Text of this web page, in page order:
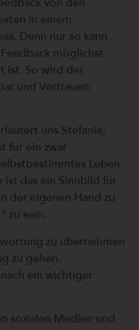
von den
in einem
Denn nur so kann
möglichst
ist. So wird der
und Vertrauen
uns Stefanie,
für ein zwar
Leben
ist das ein Sinnbild für
der eigenen Hand zu
zu sein.
zu übernehmen
zu gehen.
ein wichtiger
sozialen Medien und